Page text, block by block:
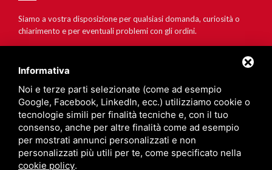
Siamo a vostra disposizione per qualsiasi domanda, curiosità o
chiarimento e per eventuali problemi con gli ordini.
Informativa
Noi e terze parti selezionate (come ad esempio
Google, Facebook, LinkedIn, ecc.) utilizziamo cookie o
tecnologie simili per finalità tecniche e, con il tuo
consenso, anche per altre finalità come ad esempio
per mostrati annunci personalizzati e non
personalizzati più utili per te, come specificato nella
cookie policy.